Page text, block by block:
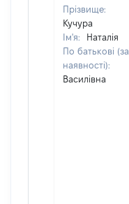
Прізвище:
Кучура
Ім'я:
Наталія
По батькові (за
наявності):
Василівна